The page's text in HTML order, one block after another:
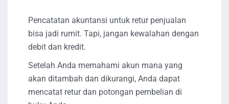
Pencatatan akuntansi untuk retur penjualan
bisa jadi rumit. Tapi, jangan kewalahan dengan
debit dan kredit.
Setelah Anda memahami akun mana yang
akan ditambah dan dikurangi, Anda dapat
mencatat retur dan potongan pembelian di